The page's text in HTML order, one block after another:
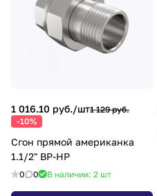
1 016.10 руб./шт1 129 руб.
-10%
Сгон прямой американка
1.1/2" ВР-НР
0 0 В наличии: 2 шт